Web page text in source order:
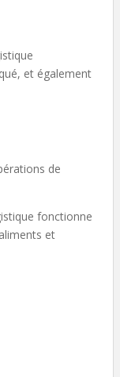
et également
de
fonctionne
et